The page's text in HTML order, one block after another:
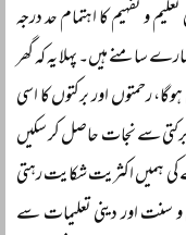
و تفہیم کا اہتمام حد درجہ
سامنے ہیں۔ پہلا یہ کہ گھر
رحمتوں اور برکتوں کا اسی
سے نجات حاصل کر سکیں
ہمیں اکثریت شکایت رہتی
سنت اور دینی تعلیمات سے